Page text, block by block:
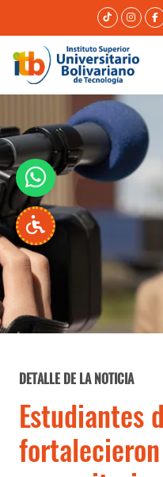
DETALLE DE LA NOTICIA
Estudiantes